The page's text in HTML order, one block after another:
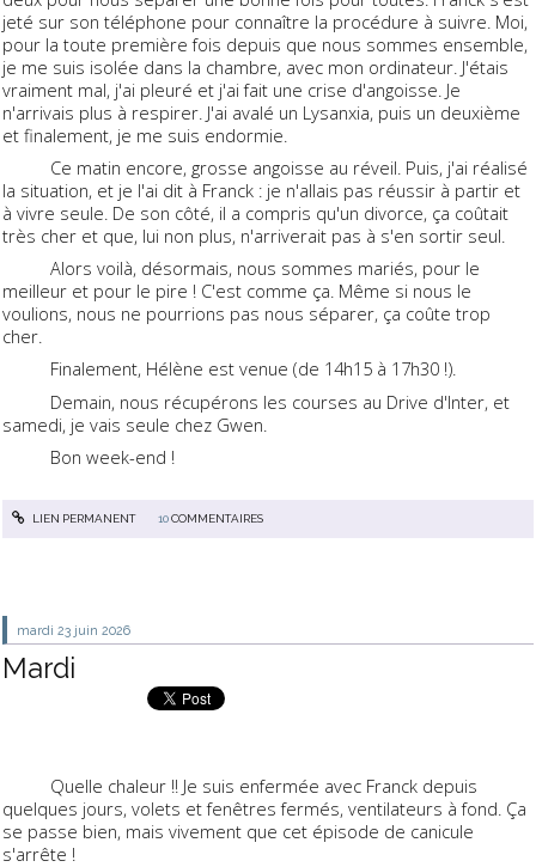
jeté sur son téléphone pour connaître la procédure à suivre. Moi,
pour la toute première fois depuis que nous sommes ensemble,
je me suis isolée dans la chambre, avec mon ordinateur. J'étais
vraiment mal, j'ai pleuré et j'ai fait une crise d'angoisse. Je
n'arrivais plus à respirer. J'ai avalé un Lysanxia, puis un deuxième
et finalement, je me suis endormie.
Ce matin encore, grosse angoisse au réveil. Puis, j'ai réalisé
la situation, et je l'ai dit à Franck : je n'allais pas réussir à partir et
à vivre seule. De son côté, il a compris qu'un divorce, ça coûtait
très cher et que, lui non plus, n'arriverait pas à s'en sortir seul.
Alors voilà, désormais, nous sommes mariés, pour le
meilleur et pour le pire ! C'est comme ça. Même si nous le
voulions, nous ne pourrions pas nous séparer, ça coûte trop
cher.
Finalement, Hélène est venue (de 14h15 à 17h30 !).
Demain, nous récupérons les courses au Drive d'Inter, et
samedi, je vais seule chez Gwen.
Bon week-end !
LIEN PERMANENT 10COMMENTAIRES
mardi 23 juin 2026
Mardi
Quelle chaleur !! Je suis enfermée avec Franck depuis
quelques jours, volets et fenêtres fermés, ventilateurs à fond. Ça
se passe bien, mais vivement que cet épisode de canicule
s'arrête !